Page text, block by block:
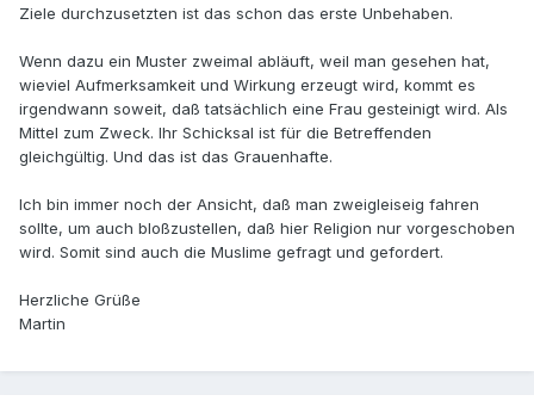
Ziele durchzusetzten ist das schon das erste Unbehaben.
Wenn dazu ein Muster zweimal abläuft, weil man gesehen hat,
wieviel Aufmerksamkeit und Wirkung erzeugt wird, kommt es
irgendwann soweit, daß tatsächlich eine Frau gesteinigt wird. Als
Mittel zum Zweck. Ihr Schicksal ist für die Betreffenden
gleichgültig. Und das ist das Grauenhafte.
Ich bin immer noch der Ansicht, daß man zweigleiseig fahren
sollte, um auch bloßzustellen, daß hier Religion nur vorgeschoben
wird. Somit sind auch die Muslime gefragt und gefordert.
Herzliche Grüße
Martin